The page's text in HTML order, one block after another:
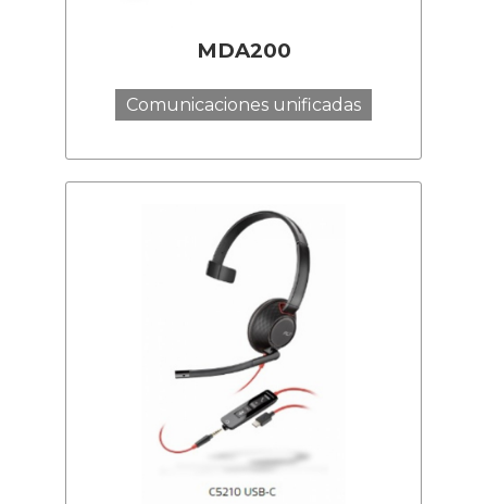
MDA200
Comunicaciones unificadas